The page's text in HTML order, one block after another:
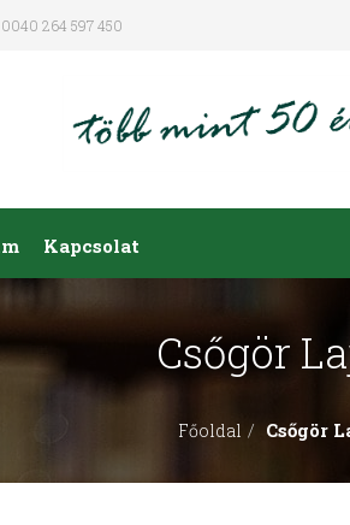
0040 264 597 450
Kapcsolat
Csőgör
Főoldal Csőgör